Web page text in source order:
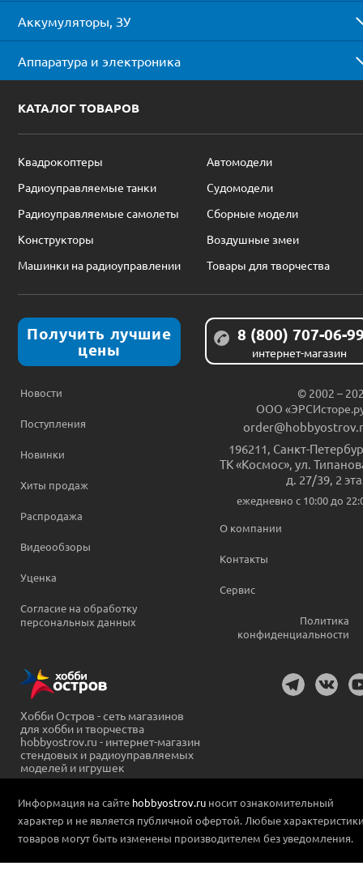
Аккумуляторы, ЗУ
Аппаратура и электроника
КАТАЛОГ ТОВАРОВ
Квадрокоптеры
Автомодели
Радиоуправляемые танки
Судомодели
Радиоуправляемые самолеты
Сборные модели
Конструкторы
Воздушные змеи
Машинки на радиоуправлении
Товары для творчества
Получить лучшие
цены
8 (800) 707-06-
интернет-магазин
Новости
Поступления
Новинки
Хиты продаж
Распродажа
Видеообзоры
Уценка
Согласие на обработку
персональных данных
© 2002 –
ООО
196211 Санкт-
ТК «Космос», ул.
д. 27/39, 2
ежедневно c 10:00 до
О компании
Контакты
Сервис
Политика
конфиденциальности
Хобби Остров - сеть магазинов
для хобби и творчества
hobbyostrov.ru - интернет-магазин
стендовых и радиоуправляемых
моделей и игрушек
Информация на сайте hobbyostrov.ru носит ознакомительный
характер и не является публичной офертой. Любые
товаров могут быть изменены производителем без уведомления.